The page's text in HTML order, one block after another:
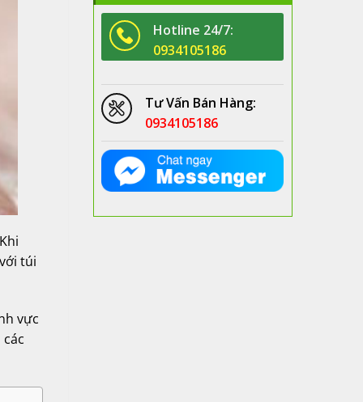
túi
vực
Hotline 24/7:
0934105186
Tư Vấn Bán Hàng:
0934105186